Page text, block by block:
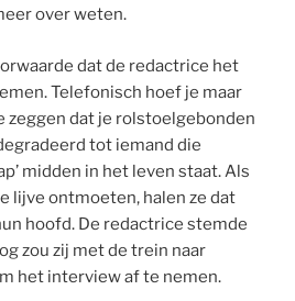
over weten.
dat de redactrice het
Telefonisch hoef je maar
zeggen dat je rolstoelgebonden
tot iemand die
midden in het leven staat. Als
lijve ontmoeten, halen ze dat
hoofd. De redactrice stemde
zou zij met de trein naar
het interview af te nemen.